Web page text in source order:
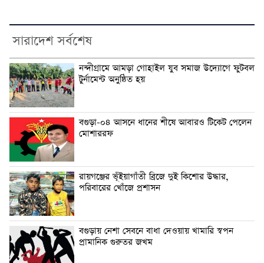
সারাদেশ সর্বশেষ
নন্দীগ্রামে আমড়া গোহাইল যুব সমাজ উদ্যোগে ফুটবল
টুর্নামেন্ট অনুষ্ঠিত হয়
বগুড়া-০৪ আসনে ধানের শীষে আবারও টিকেট পেলেন
মোশাররফ
রায়গঞ্জের ভূঁইয়াগাঁতী ব্রিজে দুই কিশোর উদ্ধার,
পরিবারের খোঁজে প্রশাসন
বগুড়ায় নেশা সেবনে বাধা দেওয়ায় খামারি স্বপন
প্রামানিক গুরুতর জখম